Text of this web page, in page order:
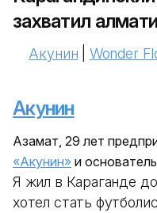
захватил
Акунин Wonder
Акунин
Азамат, 29 лет
«Акунин» и
Я жил в Караганде
хотел стать